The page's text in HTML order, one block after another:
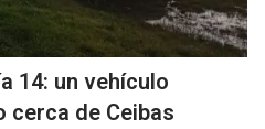
14: un vehículo
cerca de Ceibas